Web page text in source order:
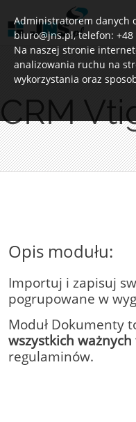
Administratorem danych
biuro@jns.pl, telefon: +48
Na naszej stronie
analizowania ruchu na
wykorzystania oraz
CRM
Opis modułu:
Importuj i zapisuj
pogrupowane w
Moduł Dokumenty
wszystkich
regulaminów.